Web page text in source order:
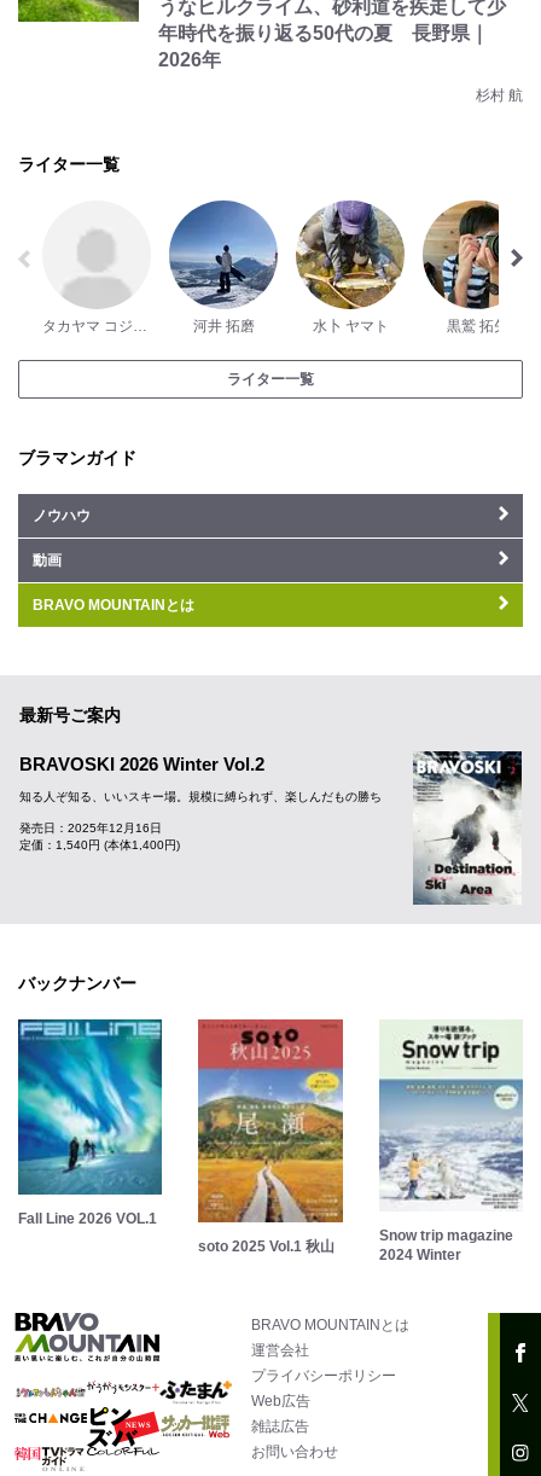
うなヒルクライム、砂利道を疾走して少
年時代を振り返る50代の夏 長野県｜
2026年
杉村 航
ライター一覧
タカヤマ コジロー 河井 拓磨 水卜 ヤマト 黒鷲 拓矢
ライター一覧
ブラマンガイド
ノウハウ
動画
BRAVO MOUNTAINとは
最新号ご案内
BRAVOSKI 2026 Winter Vol.2
知る人ぞ知る、いいスキー場。規模に縛られず、楽しんだもの勝ち
発売日：2025年12月16日
定価：1,540円 (本体1,400円)
バックナンバー
Fall Line 2026 VOL.1
soto 2025 Vol.1 秋山
Snow trip magazine
2024 Winter
BRAVO MOUNTAINとは
運営会社
プライバシーポリシー
Web広告
雑誌広告
お問い合わせ